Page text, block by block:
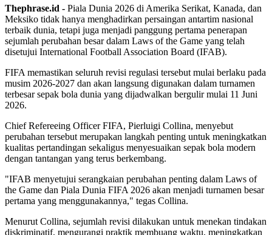
Thephrase.id - Piala Dunia 2026 di Amerika Serikat, Kanada, dan
Meksiko tidak hanya menghadirkan persaingan antartim nasional
terbaik dunia, tetapi juga menjadi panggung pertama penerapan
sejumlah perubahan besar dalam Laws of the Game yang telah
disetujui International Football Association Board (IFAB).
FIFA memastikan seluruh revisi regulasi tersebut mulai berlaku pada
musim 2026-2027 dan akan langsung digunakan dalam turnamen
terbesar sepak bola dunia yang dijadwalkan bergulir mulai 11 Juni
2026.
Chief Refereeing Officer FIFA, Pierluigi Collina, menyebut
perubahan tersebut merupakan langkah penting untuk meningkatkan
kualitas pertandingan sekaligus menyesuaikan sepak bola modern
dengan tantangan yang terus berkembang.
"IFAB menyetujui serangkaian perubahan penting dalam Laws of
the Game dan Piala Dunia FIFA 2026 akan menjadi turnamen besar
pertama yang menggunakannya," tegas Collina.
Menurut Collina, sejumlah revisi dilakukan untuk menekan tindakan
diskriminatif, mengurangi praktik membuang waktu, meningkatkan